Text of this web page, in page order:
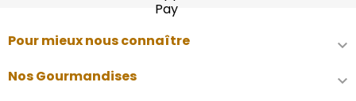
Pour mieux nous connaître 
Nos Gourmandises 